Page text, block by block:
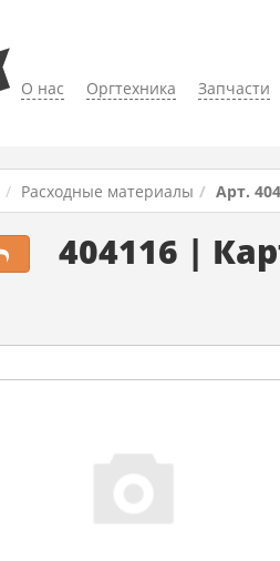
О нас Оргтехника Запчасти
Расходные материалы Арт.
404116 |